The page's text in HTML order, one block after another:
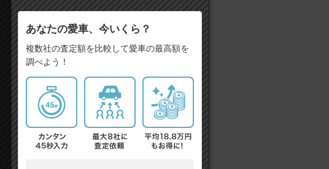
あなたの愛車、今いくら？
複数社の査定額を比較して愛車の最高額を
調べよう！